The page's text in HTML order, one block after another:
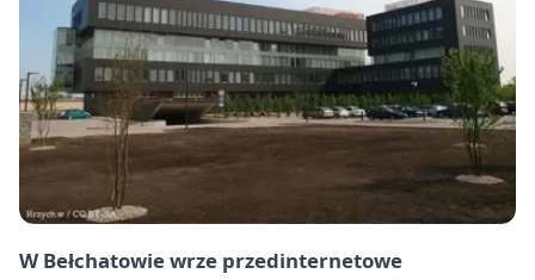
W Bełchatowie wrze przedinternetowe